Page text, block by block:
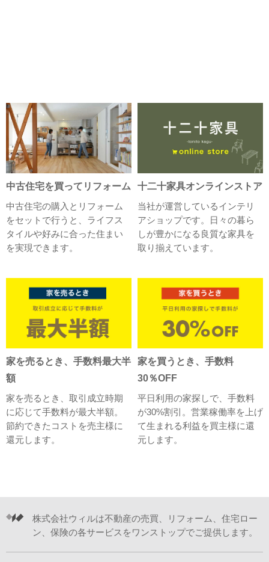
中古住宅を買ってリフォーム
中古住宅の購入とリフォーム
をセットで行うと、ライフス
タイルや好みに合った住まい
を実現できます。
十二十家具オンラインストア
当社が運営しているインテリ
アショップです。日々の暮ら
しが豊かになる良質な家具を
取り揃えています。
家を売るとき、手数料最大半
額
家を売るとき、取引成立時期
に応じて手数料が最大半額。
節約できたコストを売主様に
還元します。
家を買うとき、手数料
30％OFF
平日利用の家探しで、手数料
が30%割引。営業稼働率を上げ
て生まれる利益を買主様に還
元します。
株式会社ウィルは不動産の売買、リフォーム、住宅ロー
ン、保険の各サービスをワンストップでご提供します。